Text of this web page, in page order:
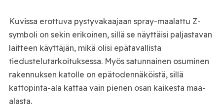
Kuvissa erottuva pystyvakaajaan spray-maalattu Z-
symboli on sekin erikoinen, sillä se näyttäisi paljastavan
laitteen käyttäjän, mikä olisi epätavallista
tiedustelutarkoituksessa. Myös satunnainen osuminen
rakennuksen katolle on epätodennäköistä, sillä
kattopinta-ala kattaa vain pienen osan kaikesta maa-
alasta.